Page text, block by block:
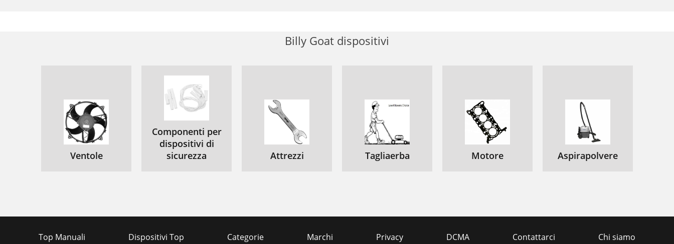
Billy Goat dispositivi
Ventole
Componenti per
dispositivi di
sicurezza
Attrezzi Tagliaerba Motore Aspirapolvere
Top Manuali Dispositivi Top Categorie Marchi Privacy DCMA Contattarci Chi siamo